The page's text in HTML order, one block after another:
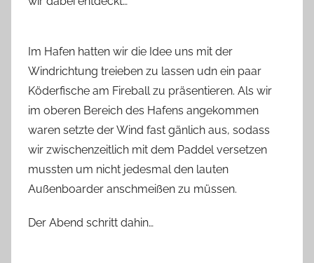
Im Hafen hatten wir die Idee uns mit der
Windrichtung treieben zu lassen udn ein paar
Köderfische am Fireball zu präsentieren. Als wir
im oberen Bereich des Hafens angekommen
waren setzte der Wind fast gänlich aus, sodass
wir zwischenzeitlich mit dem Paddel versetzen
mussten um nicht jedesmal den lauten
Außenboarder anschmeißen zu müssen.
Der Abend schritt dahin…